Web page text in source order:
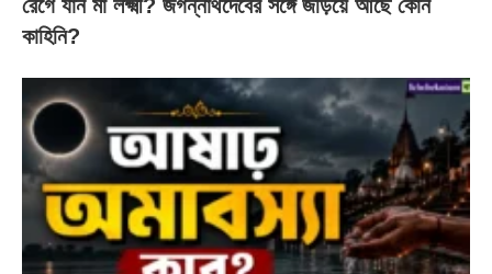
রেগে যান মা লক্ষ্মী? জগন্নাথদেবের সঙ্গে জড়িয়ে আছে কোন
কাহিনি?